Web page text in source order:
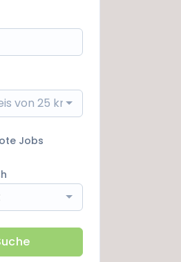
von 25 km
Jobs